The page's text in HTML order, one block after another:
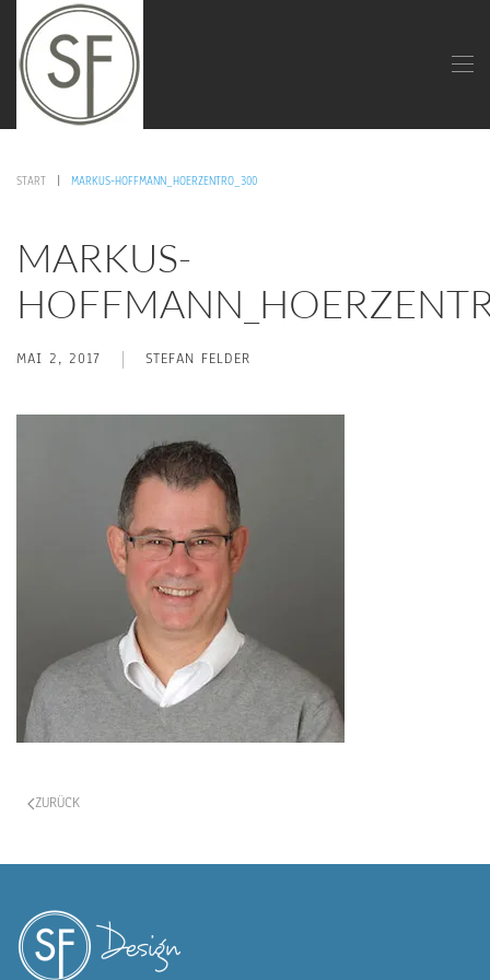
START MARKUS-HOFFMANN_HOERZENTRO_300
MARKUS-
MAI 2, 2017 STEFAN FELDER
ZURÜCK